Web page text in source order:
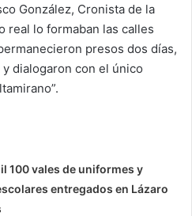
González, Cronista de la
real lo formaban las calles
presos dos días,
dialogaron con el único
100 vales de uniformes y
entregados en Lázaro